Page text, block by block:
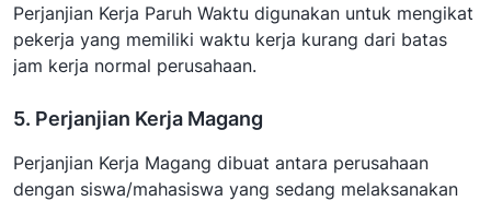
Perjanjian Kerja Paruh Waktu digunakan untuk mengikat
pekerja yang memiliki waktu kerja kurang dari batas
jam kerja normal perusahaan.
5. Perjanjian Kerja Magang
Perjanjian Kerja Magang dibuat antara perusahaan
dengan siswa/mahasiswa yang sedang melaksanakan